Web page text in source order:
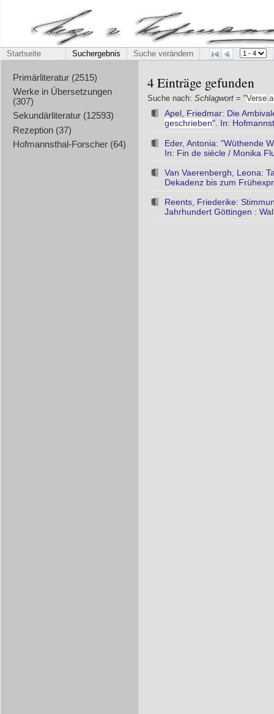
Startseite Suchergebnis Suche verändern
Primärliteratur (2515)
Werke in Übersetzungen
(307)
Sekundärliteratur (12593)
Rezeption (37)
Hofmannsthal-Forscher (64)
4 Einträge gefunden
Suche nach: Schlagwort = "Verse
Apel, Friedmar: Die
geschrieben". In:
Eder, Antonia: "Wüthende
In: Fin de siècle / Monika
Van Vaerenbergh, Leona:
Dekadenz bis zum
Reents, Friederike:
Jahrhundert Göttingen :